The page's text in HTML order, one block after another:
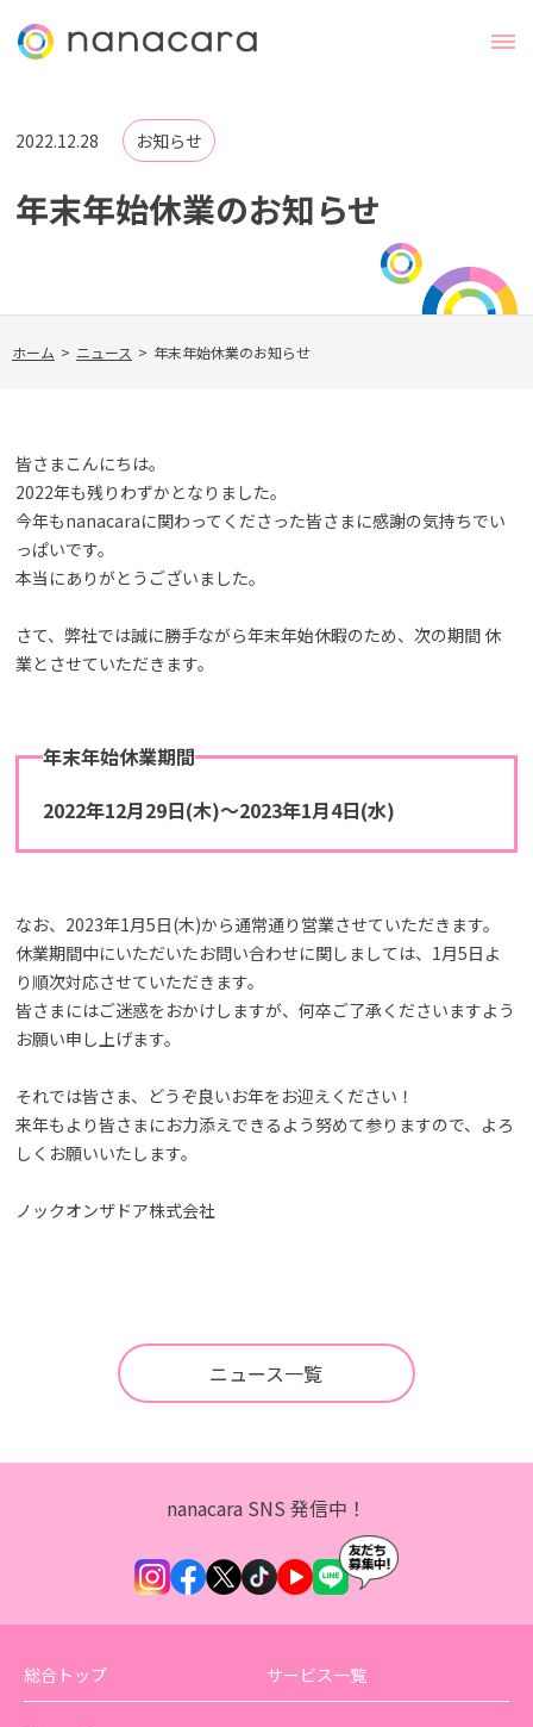
2022.12.28 お知らせ
年末年始休業のお知らせ
ホーム > ニュース > 年末年始休業のお知らせ
皆さまこんにちは。
2022年も残りわずかとなりました。
今年もnanacaraに関わってくださった皆さまに感謝の気持ちでい
っぱいです。
本当にありがとうございました。
さて、弊社では誠に勝手ながら年末年始休暇のため、次の期間 休
業とさせていただきます。
年末年始休業期間
2022年12月29日(木)〜2023年1月4日(水)
なお、2023年1月5日(木)から通常通り営業させていただきます。
休業期間中にいただいたお問い合わせに関しましては、1月5日よ
り順次対応させていただきます。
皆さまにはご迷惑をおかけしますが、何卒ご了承くださいますよう
お願い申し上げます。
それでは皆さま、どうぞ良いお年をお迎えください！
来年もより皆さまにお力添えできるよう努めて参りますので、よろ
しくお願いいたします。
ノックオンザドア株式会社
ニュース一覧
nanacara SNS 発信中！
総合トップ サービス一覧